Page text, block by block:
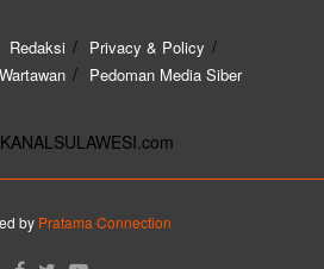
Redaksi
Privacy & Policy
Pedoman Media Siber
KANALSULAWESI.com
by Pratama Connection